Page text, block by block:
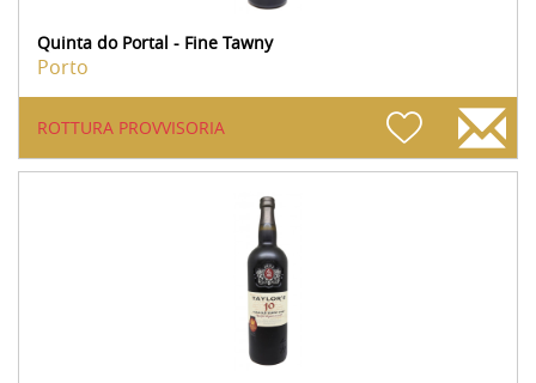
Quinta do Portal - Fine Tawny
Porto
ROTTURA PROVVISORIA